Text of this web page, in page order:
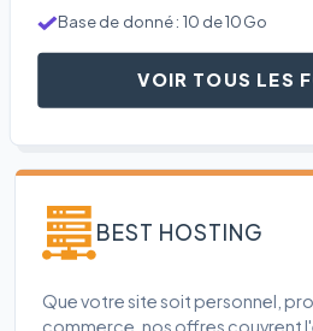
Base de donné : 10 de 10Go
VOIR TOUS LES
BEST HOSTING
Que votre site soit personnel,
commerce, nos offres couvrent